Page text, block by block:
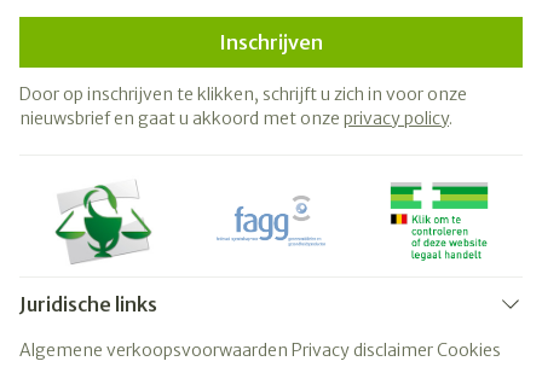
Inschrijven
Door op inschrijven te klikken, schrijft u zich in voor onze
nieuwsbrief en gaat u akkoord met onze privacy policy.
Juridische links
Algemene verkoopsvoorwaarden Privacy disclaimerCookies